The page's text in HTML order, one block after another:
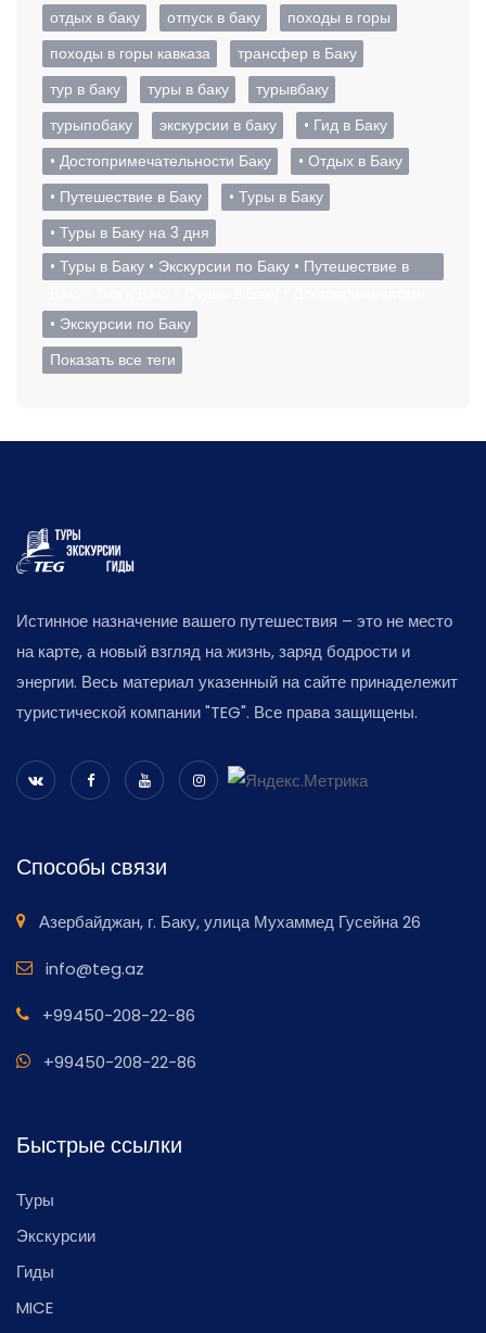
отдых в баку
отпуск в баку
походы в горы
походы в горы кавказа
трансфер в Баку
тур в баку
туры в баку
турывбаку
турыпобаку
экскурсии в баку
• Гид в Баку
• Достопримечательности Баку
• Отдых в Баку
• Путешествие в Баку
• Туры в Баку
• Туры в Баку на 3 дня
• Туры в Баку • Экскурсии по Баку • Путешествие в
• Экскурсии по Баку
Показать все теги
Истинное назначение вашего путешествия – это не место
на карте, а новый взгляд на жизнь, заряд бодрости и
энергии. Весь материал указенный на сайте принадележит
туристической компании "TEG". Все права защищены.
Способы связи
Азербайджан, г. Баку, улица Мухаммед Гусейна 26
info@teg.az
+99450-208-22-86
+99450-208-22-86
Быстрые ссылки
Туры
Экскурсии
Гиды
MICE